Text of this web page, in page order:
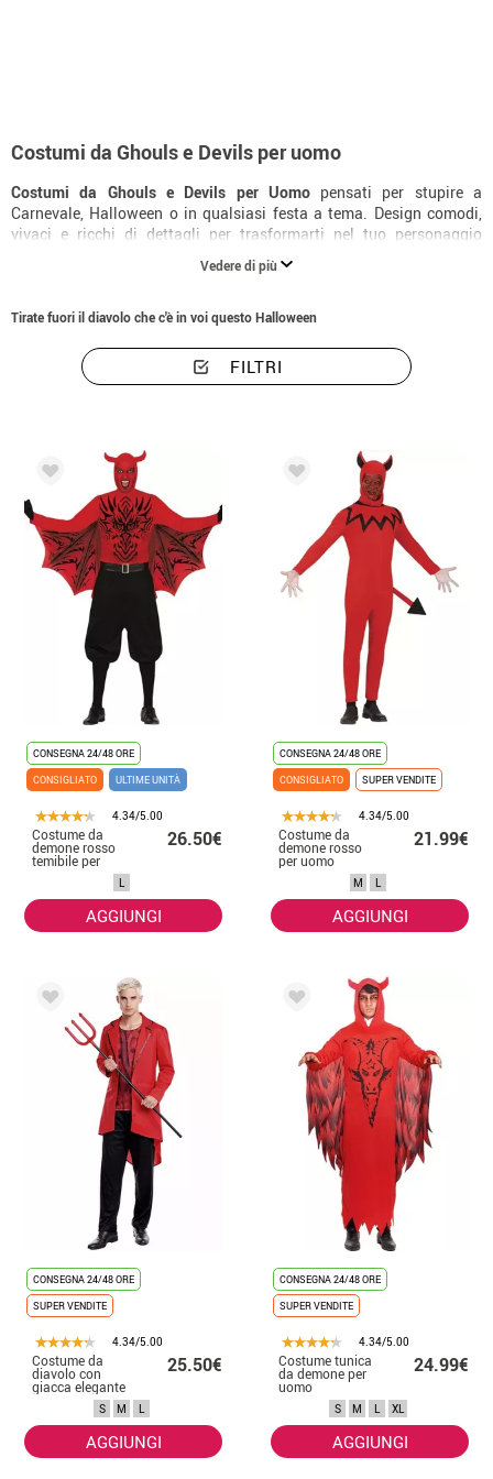
Costumi da Ghouls e Devils per uomo
Costumi da Ghouls e Devils per Uomopensati per stupire a
Carnevale, Halloween o in qualsiasi festa a tema. Design comodi,
vivaci e ricchi di dettagli per trasformarti nel tuo personaggio
Vedere di più
Tirate fuori il diavolo che c'è in voi questo Halloween
FILTRI
CONSEGNA 24/48 ORE
CONSIGLIATO
ULTIME UNITÀ
4.34/5.00
Costume da
demone rosso
temibile per
26.50€
L
AGGIUNGI
CONSEGNA 24/48 ORE
CONSIGLIATO
SUPER VENDITE
4.34/5.00
Costume da
demone rosso
per uomo
21.99€
M L
AGGIUNGI
CONSEGNA 24/48 ORE
SUPER VENDITE
4.34/5.00
Costume da
diavolo con
giacca elegante
per uomo
25.50€
S M L
AGGIUNGI
CONSEGNA 24/48 ORE
SUPER VENDITE
4.34/5.00
Costume tunica
da demone per
uomo
24.99€
S M L XL
AGGIUNGI